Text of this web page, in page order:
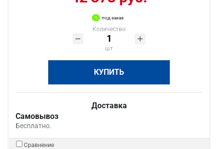
под заказ
Количество
шт
КУПИТЬ
Доставка
Самовывоз
Бесплатно.
Сравнение